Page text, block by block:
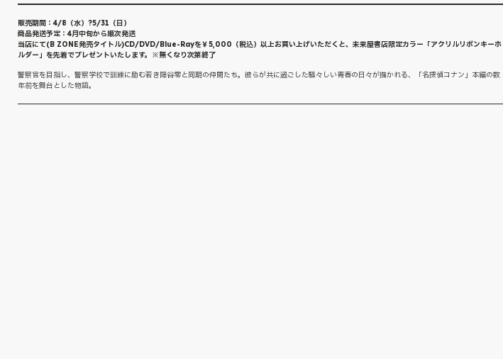
販売期間：4/8（水）?5/31（日）
商品発送予定：4月中旬から順次発送
当店にて(B ZONE発売タイトル)CD/DVD/Blue-Rayを￥5,000（税込）以上お買い上げいただくと、未来屋書店限定カラー「アクリルリボンキーホ
ルダー」を先着でプレゼントいたします。※無くなり次第終了
警察官を目指し、警察学校で訓練に励む若き降谷零と同期の仲間たち。彼らが共に過ごした騒々しい青春の日々が描かれる、「名探偵コナン」本編の数
年前を舞台とした物語。